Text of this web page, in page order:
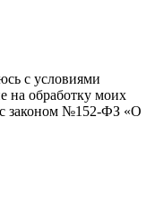
с условиями
на обработку моих
с законом №152-ФЗ «О